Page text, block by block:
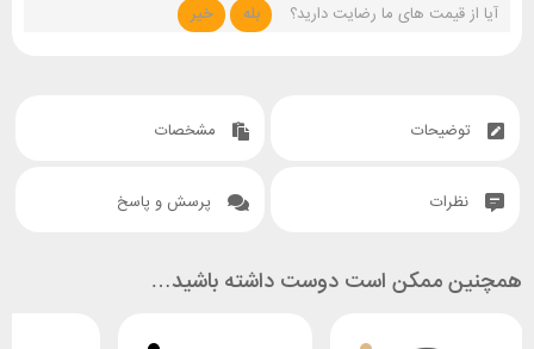
آیا از قیمت های ما رضایت دارید؟
بله خیر
توضیحات مشخصات
نظرات پرسش و پاسخ
همچنین ممکن است دوست داشته باشید…